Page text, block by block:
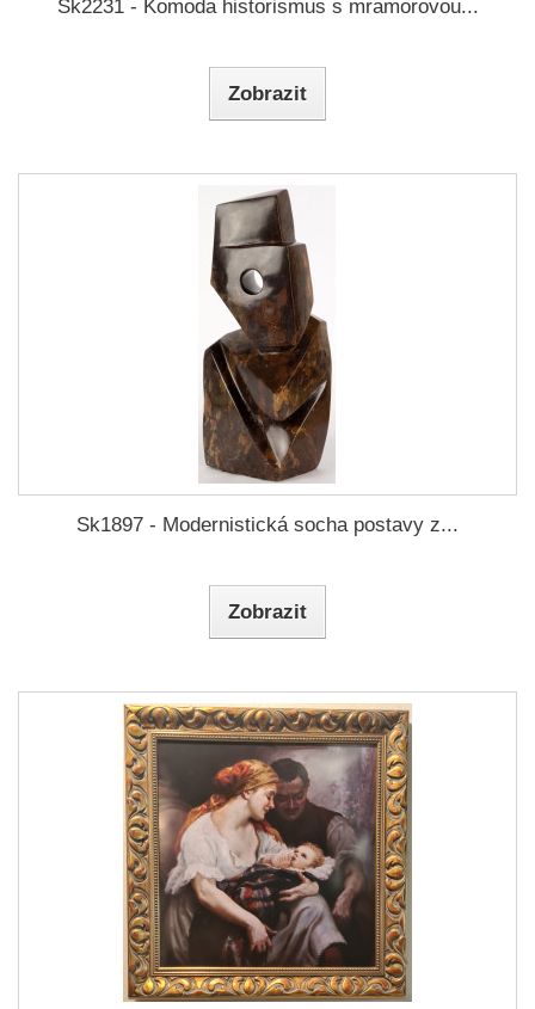
Sk2231 - Komoda historismus s mramorovou...
Zobrazit
Sk1897 - Modernistická socha postavy z...
Zobrazit